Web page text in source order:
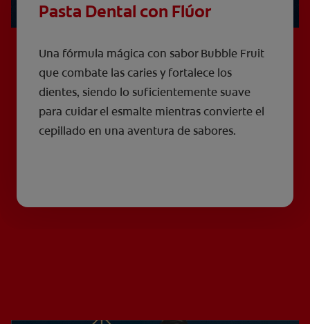
Pasta Dental con Flúor
Una fórmula mágica con sabor Bubble Fruit
que combate las caries y fortalece los
dientes, siendo lo suficientemente suave
para cuidar el esmalte mientras convierte el
cepillado en una aventura de sabores.